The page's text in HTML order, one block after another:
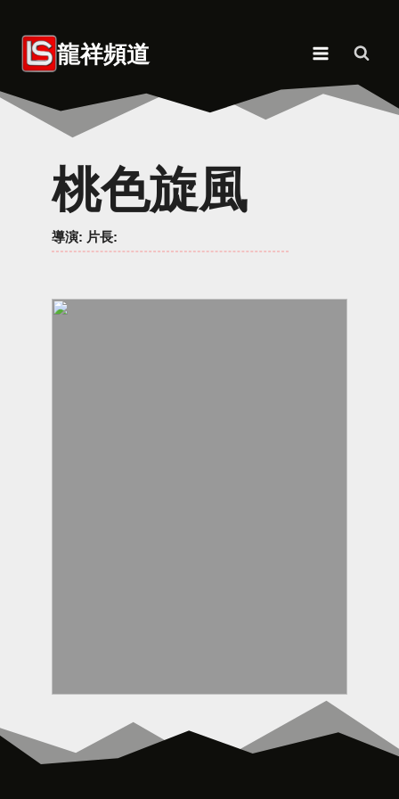
content 龍祥頻道
桃色旋風
導演: 片長: